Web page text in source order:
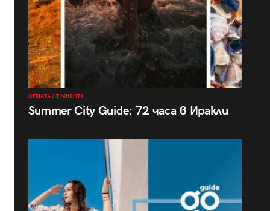
НЕЩАТА ОТ ЖИВОТА
Summer City Guide: 72 часа в Иракли